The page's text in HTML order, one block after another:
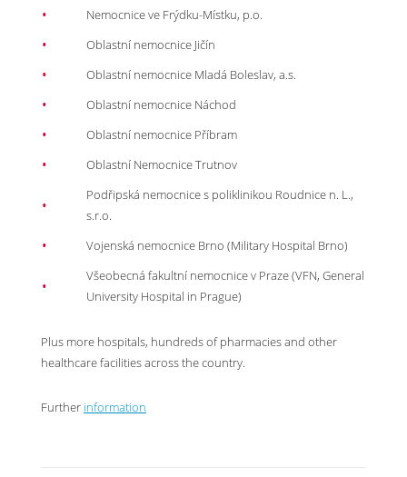
Nemocnice ve Frýdku-Místku, p.o.
Oblastní nemocnice Jičín
Oblastní nemocnice Mladá Boleslav, a.s.
Oblastní nemocnice Náchod
Oblastní nemocnice Příbram
Oblastní Nemocnice Trutnov
Podřipská nemocnice s poliklinikou Roudnice n. L.,
s.r.o.
Vojenská nemocnice Brno (Military Hospital Brno)
Všeobecná fakultní nemocnice v Praze (VFN, General
University Hospital in Prague)
Plus more hospitals, hundreds of pharmacies and other
healthcare facilities across the country.
Further information